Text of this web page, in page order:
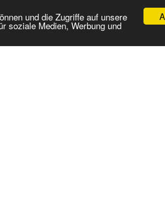
und die Zugriffe auf unsere
soziale Medien, Werbung und